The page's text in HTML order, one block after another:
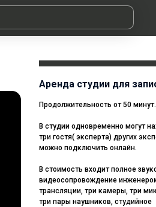
Аренда студии для
Продолжительность от 50 минут.
В студии одновременно могут
три гостя( эксперта) других
можно подключить онлайн.
В стоимость входит полное
видеосопровождение
трансляции, три камеры, три
три пары наушников, студийное